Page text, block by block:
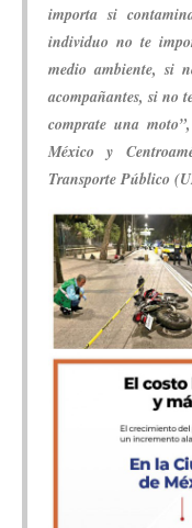
importa si
individuo no te
medio ambiente, si
acompañantes, si no
comprate una
México y
Transporte Público